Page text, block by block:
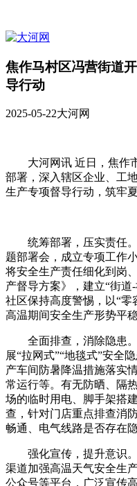
焦作马村区冯营街道
导行动
2025-05-22大河网
大河网讯 近日，焦作
部署，深入辖区企业、工
生产专项督导行动，筑牢
统筹部署，压实责任
题部署会，成立专项工作
将安全生产责任细化到岗
产督导方案》，建立“街
社区保持高度警惕，以“
高温期间安全生产形势平稳
全面排查，消除隐患
展“拉网式”“地毯式”安全
产车间防暑降温措施落实
常运行等。有无防晒、隔
场的临时用电、脚手架搭
查，针对门店重点排查消
畅通、电气线路是否存在
强化宣传，提升意识
渠道加强高温天气安全生
公众号等平台，广泛宣传